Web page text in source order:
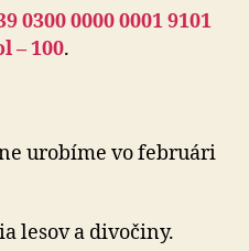
0300 0000 0001 9101
– 100.
urobíme vo februári
lesov a divočiny.